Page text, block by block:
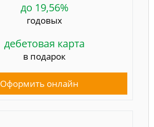
до 19,56%
годовых
дебетовая карта
в подарок
Оформить онлайн